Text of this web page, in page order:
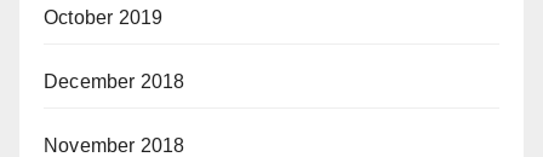
October 2019
December 2018
November 2018